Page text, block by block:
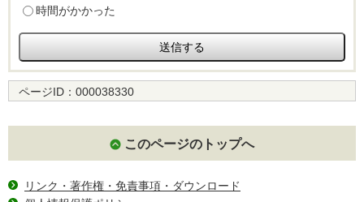
時間がかかった
ページID： 000038330
このページのトップへ
リンク・著作権・免責事項・ダウンロード